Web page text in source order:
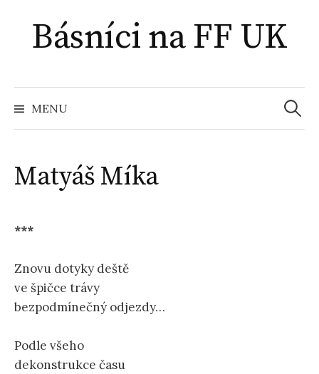
obsahu
Básníci na FF UK
MENU
Matyáš Míka
***
Znovu dotyky deště
ve špičce trávy
bezpodmínečný odjezdy…
Podle všeho
dekonstrukce času